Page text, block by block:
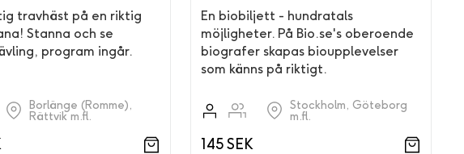
travhäst på en riktig
Stanna och se
program ingår.
Borlänge (Romme),
Rättvik m.fl.
En biobiljett - hundratals
möjligheter. På Bio.se's oberoende
biografer skapas bioupplevelser
som känns på riktigt.
Stockholm, Göteborg
m.fl.
145 SEK